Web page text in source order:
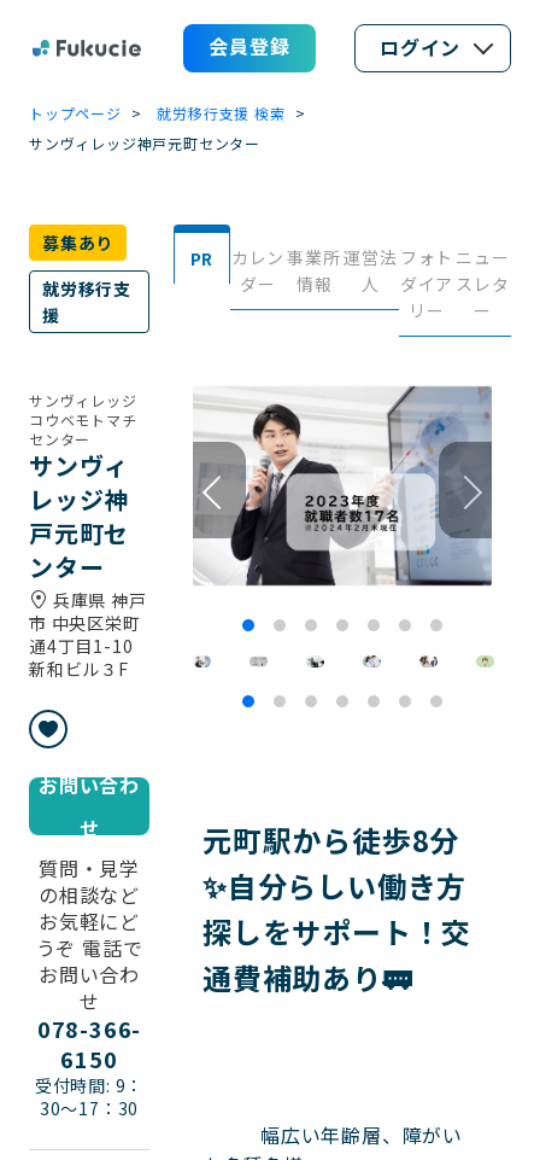
会員登録 ログイン
トップページ
就労移行支援 検索
サンヴィレッジ神戸元町センター
募集あり
就労移行支
援
サンヴィレッジ
コウベモトマチ
センター
サンヴィ
レッジ神
戸元町セ
ンター
兵庫県 神戸
市 中央区栄町
通4丁目1-10
新和ビル３F
お問い合わ
せ
質問・見学
の相談など
お気軽にど
うぞ 電話で
お問い合わ
せ
078-366-
6150
受付時間: 9：
30～17：30
PR
カレン
ダー
事業所
情報
運営法
人
フォト
ダイア
リー
ニュー
スレタ
ー
元町駅から徒歩8分
✨自分らしい働き方
探しをサポート！交
通費補助あり🚃